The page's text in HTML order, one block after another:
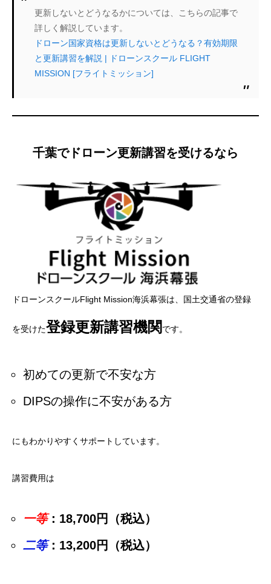
更新しないとどうなるかについては、こちらの記事で
詳しく解説しています。
ドローン国家資格は更新しないとどうなる？有効期限
と更新講習を解説 | ドローンスクール FLIGHT
MISSION [フライトミッション]
千葉でドローン更新講習を受けるなら
ドローンスクールFlight Mission海浜幕張は、国土交通省の登録
を受けた登録更新講習機関 です。
初めての更新で不安な方
DIPSの操作に不安がある方
にもわかりやすくサポートしています。
講習費用は
一等：18,700円（税込）
二等：13,200円（税込）